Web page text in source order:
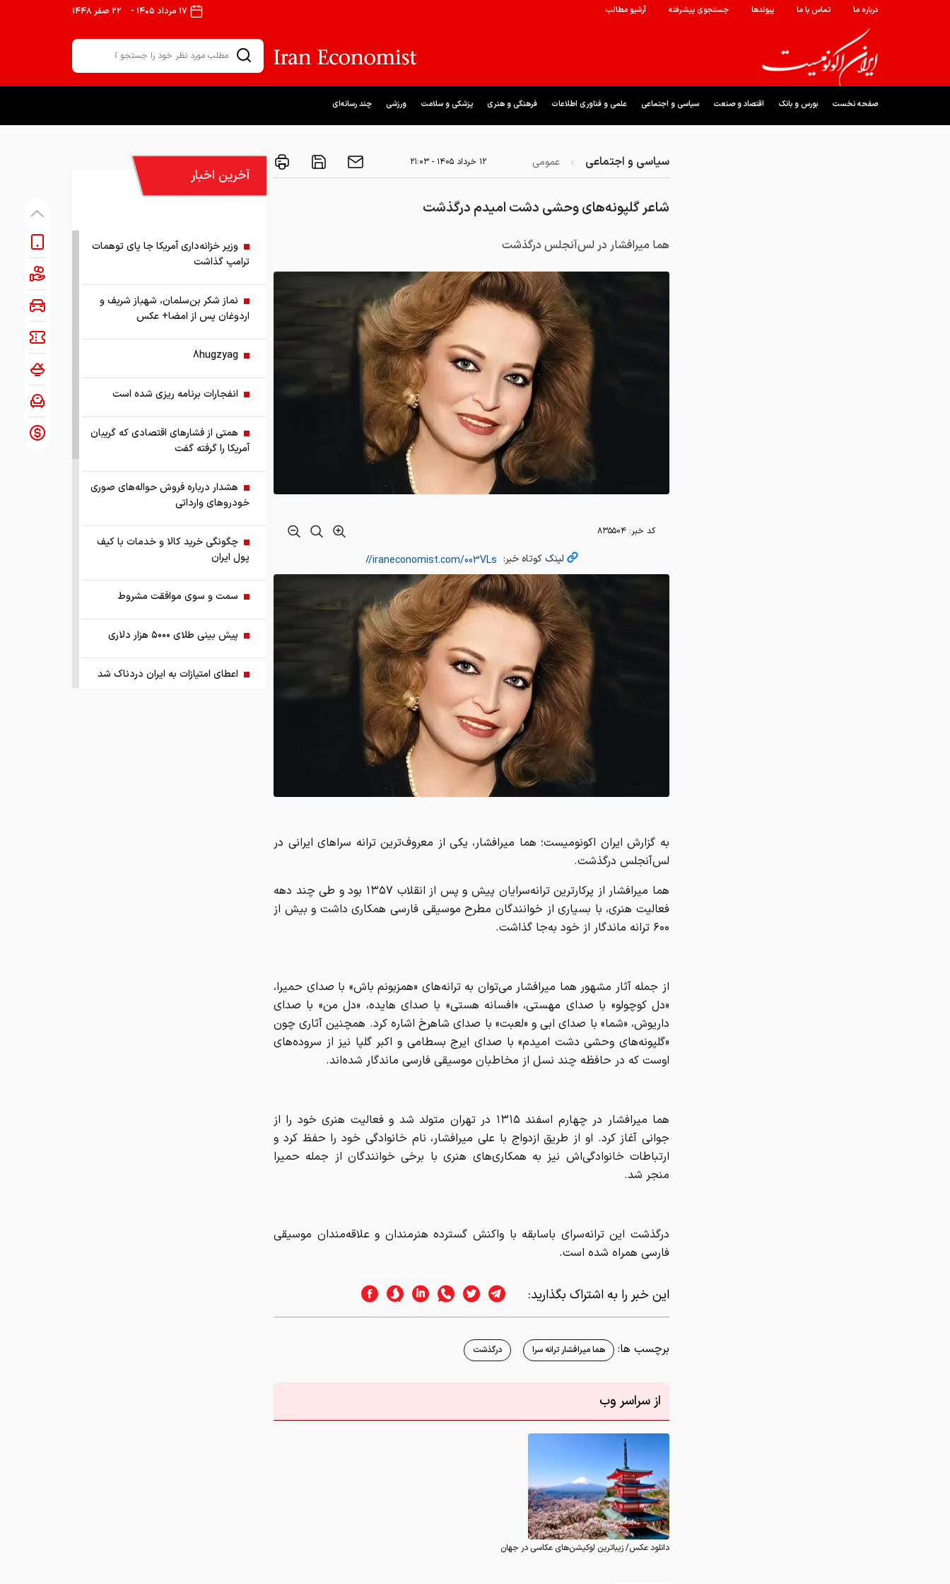
درباره ما تماس با ما پیوندها جستجوی پیشرفته آرشیو مطالب ۱۷ مرداد ۱۴۰۵ - ۲۲ صفر ۱۴۴۸
صفحه نخست بورس و بانک اقتصاد و صنعت سیاسی و اجتماعی علمی و فناوری اطلاعات فرهنگی و هنری پزشکی و سلامت ورزشی چند رسانه‌ای
سیاسی و اجتماعی عمومی ۱۲ خرداد ۱۴۰۵ - ۲۱:۰۳
شاعر گلپونه‌های وحشی دشت امیدم درگذشت
هما میرافشار در لس‌آنجلس درگذشت
کد خبر: ۸۳۵۵۰۴
لینک کوتاه خبر:
به گزارش ایران اکونومیست؛ هما میرافشار، یکی از معروف‌ترین ترانه سراهای ایرانی در
لس‌آنجلس درگذشت.
هما میرافشار از پرکارترین ترانه‌سرایان پیش و پس از انقلاب ۱۳۵۷ بود و طی چند دهه
فعالیت هنری، با بسیاری از خوانندگان مطرح موسیقی فارسی همکاری داشت و بیش از
۶۰۰ ترانه ماندگار از خود به‌جا گذاشت.
از جمله آثار مشهور هما میرافشار می‌توان به ترانه‌های «همزبونم باش» با صدای حمیرا،
«دل کوچولو» با صدای مهستی، «افسانه هستی» با صدای هایده، «دل من» با صدای
داریوش، «شما» با صدای ابی و «لعبت» با صدای شاهرخ اشاره کرد. همچنین آثاری چون
«گلپونه‌های وحشی دشت امیدم» با صدای ایرج بسطامی و اکبر گلپا نیز از سروده‌های
اوست که در حافظه چند نسل از مخاطبان موسیقی فارسی ماندگار شده‌اند.
هما میرافشار در چهارم اسفند ۱۳۱۵ در تهران متولد شد و فعالیت هنری خود را از
جوانی آغاز کرد. او از طریق ازدواج با علی میرافشار، نام خانوادگی خود را حفظ کرد و
ارتباطات خانوادگی‌اش نیز به همکاری‌های هنری با برخی خوانندگان از جمله حمیرا
منجر شد.
درگذشت این ترانه‌سرای باسابقه با واکنش گسترده هنرمندان و علاقه‌مندان موسیقی
فارسی همراه شده است.
این خبر را به اشتراک بگذارید:
برچسب ها: هما میرافشار ترانه سرا درگذشت
از سراسر وب
دانلود عکس/ زیباترین لوکیشن‌های عکاسی در جهان
آخرین اخبار
وزیر خزانه‌داری آمریکا جا پای توهمات
ترامپ گذاشت
نماز شکر بن‌سلمان، شهباز شریف و
اردوغان پس از امضا+ عکس
8hugzyag
انفجارات برنامه ریزی شده است
همتی از فشارهای اقتصادی که گریبان
آمریکا را گرفته گفت
هشدار درباره فروش حواله‌های صوری
خودروهای وارداتی
چگونگی خرید کالا و خدمات با کیف
پول ایران
سمت و سوی موافقت مشروط
پیش بینی طلای ۵۰۰۰ هزار دلاری
اعطای امتیازات به ایران دردناک شد